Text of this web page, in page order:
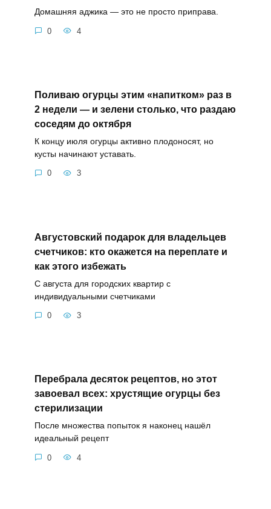
Домашняя аджика — это не просто приправа.
0 4
Поливаю огурцы этим «напитком» раз в
2 недели — и зелени столько, что раздаю
соседям до октября
К концу июля огурцы активно плодоносят, но
кусты начинают уставать.
0 3
Августовский подарок для владельцев
счетчиков: кто окажется на переплате и
как этого избежать
С августа для городских квартир с
индивидуальными счетчиками
0 3
Перебрала десяток рецептов, но этот
завоевал всех: хрустящие огурцы без
стерилизации
После множества попыток я наконец нашёл
идеальный рецепт
0 4